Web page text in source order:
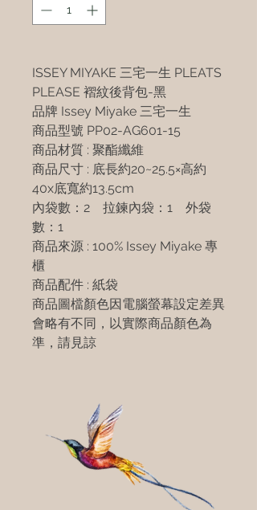
ISSEY MIYAKE 三宅一生 PLEATS
PLEASE 褶紋後背包-黑
品牌 Issey Miyake 三宅一生
商品型號 PP02-AG601-15
商品材質 : 聚酯纖維
商品尺寸 : 底長約20~25.5×高約
40x底寬約13.5cm
內袋數：2 拉鍊內袋：1 外袋
數：1
商品來源 : 100% Issey Miyake 專
櫃
商品配件 : 紙袋
商品圖檔顏色因電腦螢幕設定差異
會略有不同，以實際商品顏色為
準，請見諒